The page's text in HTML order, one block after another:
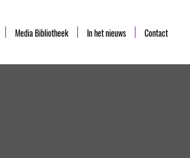
Media Bibliotheek In het nieuws Contact